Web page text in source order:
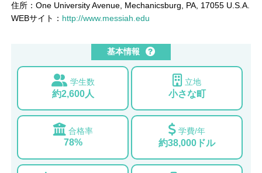
住所：One University Avenue, Mechanicsburg, PA, 17055 U.S.A.
WEBサイト： http://www.messiah.edu
基本情報
学生数
約2,600人
立地
小さな町
合格率
78%
学費/年
約38,000ドル